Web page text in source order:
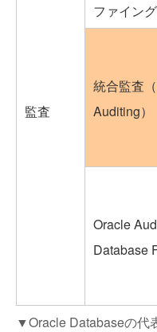
▼Oracle Databaseの代
監査
ファイン
統合監査
Auditing）
Oracle
Database